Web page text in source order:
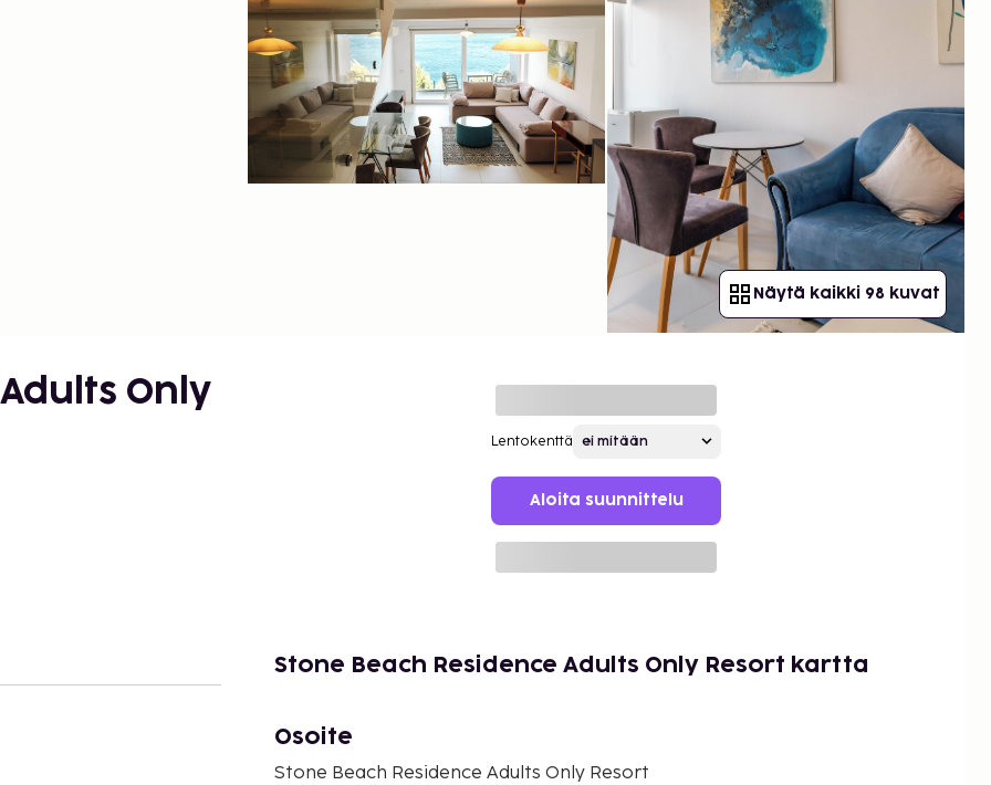
Näytä kaikki 98 kuvat
Only
Lentokenttä
Aloita suunnittelu
Stone Beach Residence Adults Only Resort kartta
Osoite
Stone Beach Residence Adults Only Resort